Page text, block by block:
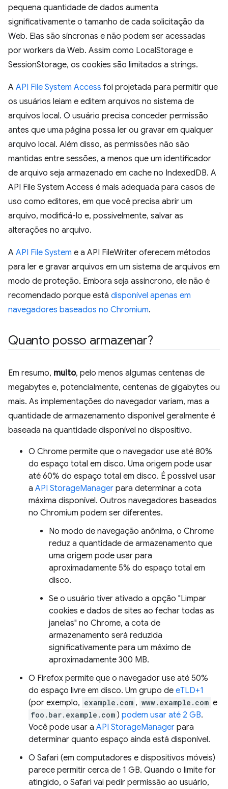
pequena quantidade de dados aumenta
significativamente o tamanho de cada solicitação da
Web. Elas são síncronas e não podem ser acessadas
por workers da Web. Assim como LocalStorage e
SessionStorage, os cookies são limitados a strings.
A API File System Access foi projetada para permitir que
os usuários leiam e editem arquivos no sistema de
arquivos local. O usuário precisa conceder permissão
antes que uma página possa ler ou gravar em qualquer
arquivo local. Além disso, as permissões não são
mantidas entre sessões, a menos que um identificador
de arquivo seja armazenado em cache no IndexedDB. A
API File System Access é mais adequada para casos de
uso como editores, em que você precisa abrir um
arquivo, modificá-lo e, possivelmente, salvar as
alterações no arquivo.
A API File System e a API FileWriter oferecem métodos
para ler e gravar arquivos em um sistema de arquivos em
modo de proteção. Embora seja assíncrono, ele não é
recomendado porque está disponível apenas em
navegadores baseados no Chromium.
Quanto posso armazenar?
Em resumo, muito, pelo menos algumas centenas de
megabytes e, potencialmente, centenas de gigabytes ou
mais. As implementações do navegador variam, mas a
quantidade de armazenamento disponível geralmente é
baseada na quantidade disponível no dispositivo.
O Chrome permite que o navegador use até 80%
do espaço total em disco. Uma origem pode usar
até 60% do espaço total em disco. É possível usar
a API StorageManager para determinar a cota
máxima disponível. Outros navegadores baseados
no Chromium podem ser diferentes.
No modo de navegação anônima, o Chrome
reduz a quantidade de armazenamento que
uma origem pode usar para
aproximadamente 5% do espaço total em
disco.
Se o usuário tiver ativado a opção "Limpar
cookies e dados de sites ao fechar todas as
janelas" no Chrome, a cota de
armazenamento será reduzida
significativamente para um máximo de
aproximadamente 300 MB.
O Firefox permite que o navegador use até 50%
do espaço livre em disco. Um grupo de eTLD+1
(por exemplo, example.com , www.example.com e
foo.bar.example.com ) podem usar até 2 GB.
Você pode usar a API StorageManager para
determinar quanto espaço ainda está disponível.
O Safari (em computadores e dispositivos móveis)
parece permitir cerca de 1 GB. Quando o limite for
atingido, o Safari vai pedir permissão ao usuário,